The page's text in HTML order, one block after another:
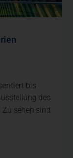
bis
des
sehen sind